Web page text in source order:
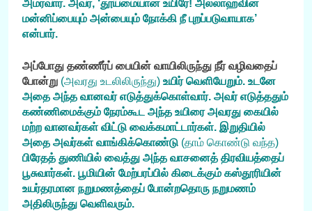
அமர்வார். அவர், ‘தூய்மையான உயிரே! அல்லாஹ்வின்
மன்னிப்பையும் அன்பையும் நோக்கி நீ புறப்படுவாயாக’
என்பார்.
அப்போது தண்ணீர்ப் பையின் வாயிலிருந்து நீர் வழிவதைப்
போன்று (அவரது உடலிலிருந்து) உயிர் வெளியேறும். உடனே
அதை அந்த வானவர் எடுத்துக்கொள்வார். அவர் எடுத்ததும்
கண்ணிமைக்கும் நேரம்கூட அந்த உயிரை அவரது கையில்
மற்ற வானவர்கள் விட்டு வைக்கமாட்டார்கள். இறுதியில்
அதை அவர்கள் வாங்கிக்கொண்டு (தாம் கொண்டு வந்த)
பிரேதத் துணியில் வைத்து அந்த வாசனைத் திரவியத்தைப்
பூசுவார்கள். பூமியின் மேற்பரப்பில் கிடைக்கும் கஸ்தூரியின்
உயர்தரமான நறுமணத்தைப் போன்றதொரு நறுமணம்
அதிலிருந்து வெளிவரும்.